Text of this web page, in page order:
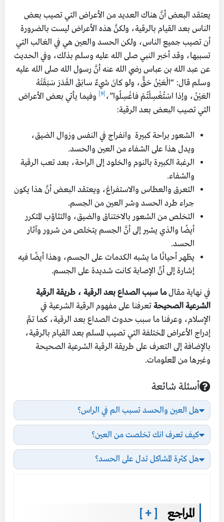
يعتقد البعض أنَّ هناك العديد من الأعراض التي تصيب بعض
الناس بعد القيام بالرقية، ولكنَّ هذه الأعراض ليست بالضرورة
أن تصيب جميع الناس، ولكن الحسد والعين هي في الغالب التي
تسببها، وقد أخبر النبي صلى الله عليه وسلم بذلك، وفي الحديث
عن عبد الله بن عباس رضي الله عنه أنَّ رسول الله صلى الله عليه
وسلم قال: “الْعَيْنُ حَقٌّ، ولو كانَ شيءٌ سابَقَ القَدَرَ سَبَقَتْهُ
العَيْنُ، وإذا اسْتُغْسِلْتُمْ فاغْسِلُوا”،[9]
وفيما يأتي بعض الأعراض
التي تصيب البعض بعد الرقية:
الشعور براحة كبيرة وانفراج في النفس وزوال الضيق،
ويدل هذا على الشفاء من العين والحسد.
الرغبة الكبيرة بالنوم والخلود إلى الراحة، بعد تعب الرقية
والشفاء.
التعرق والعطاس والاستفراغ، ويعتقد البعض أنَّ هذا يكون
جراء طرد الحسد وشر العين من الجسم.
التخلص من الشعور بالاختناق والضيق، والتثاؤب المتكرر
أيضًا والذي يشير إلى أنَّ الجسم يتخلص من شرور وآثار
الحسد.
يظهر أحيانًا ما يشبه الكدمات على الجسم، وهذا أيضًا فيه
إشارة إلى أنَّ الإصابة كانت شديدة على الجسم.
في نهاية مقالما سبب الصداع بعد الرقية ، طريقة الرقية
الشرعية الصحيحةتعرفنا على مفهوم الرقية الشرعية في
الإسلام، وعرفنا ما سبب حدوث الصداع بعد الرقية، كما تمَّ
إدراج الأعراض المختلفة التي تصيب المسلم بعد القيام بالرقية،
بالإضافة إلى التعرف على طريقة الرقية الشرعية الصحيحة
وغيرها من المعلومات.
أسئلة شائعة
أسئلة شائعة
هل العين والحسد تسبب الم في الراس؟
كيف تعرف انك تخلصت من العين؟
هل كثرة المشاكل تدل على الحسد؟
المراجع [ + ]